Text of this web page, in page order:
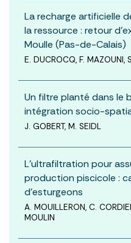
La recharge artificielle
la ressource : retour
Moulle (Pas-de-Calais)
E. DUCROCQ, F. MAZOUNI,
Un filtre planté dans le
intégration socio-
J. GOBERT, M. SEIDL
L’ultrafiltration pour
production piscicole :
d’esturgeons
A. MOUILLERON, C.
MOULIN